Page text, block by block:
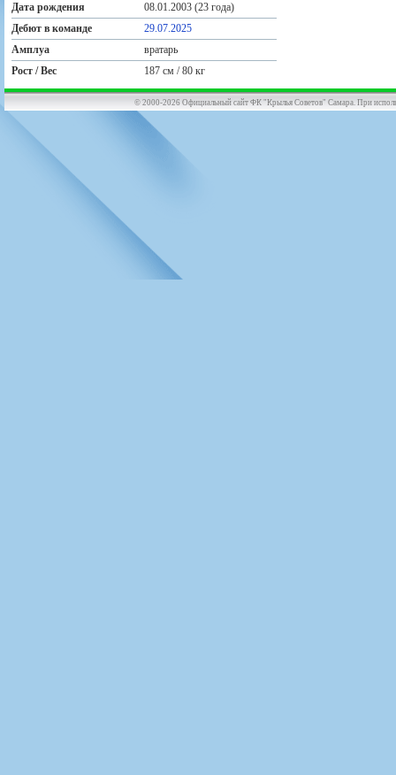
Дата рождения
08.01.2003 (23 года)
Дебют в команде
29.07.2025
Амплуа
вратарь
Рост / Вес
187 см / 80 кг
© 2000-2026 Официальный сайт ФК "Крылья Советов" Самара. При